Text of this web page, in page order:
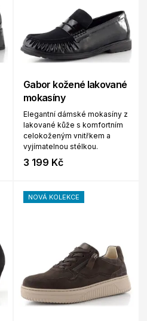
Gabor kožené lakované
mokasíny
Elegantní dámské mokasíny z
lakované kůže s komfortním
celokoženým vnitřkem a
vyjímatelnou stélkou.
3 199 Kč
NOVÁ KOLEKCE